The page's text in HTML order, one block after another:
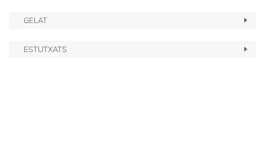
GELAT
ESTUTXATS